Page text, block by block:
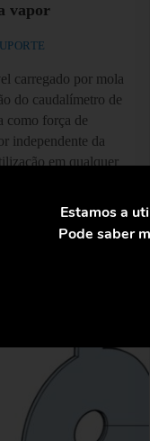
vapor
carregado por mola
do caudalímetro de
como força de
independente da
em qualquer
No entanto, ...
Estamos a
Pode saber